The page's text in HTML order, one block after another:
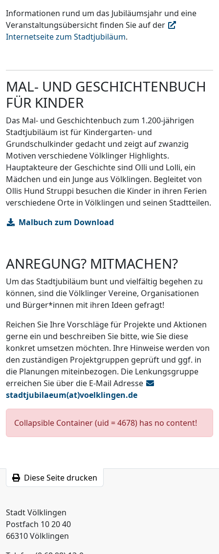
Informationen rund um das Jubiläumsjahr und eine
Veranstaltungsübersicht finden Sie auf der
Internetseite zum Stadtjubiläum.
MAL- UND GESCHICHTENBUCH
FÜR KINDER
Das Mal- und Geschichtenbuch zum 1.200-jährigen
Stadtjubiläum ist für Kindergarten- und
Grundschulkinder gedacht und zeigt auf zwanzig
Motiven verschiedene Völklinger Highlights.
Hauptakteure der Geschichte sind Olli und Lolli, ein
Mädchen und ein Junge aus Völklingen. Begleitet von
Ollis Hund Struppi besuchen die Kinder in ihren Ferien
verschiedene Orte in Völklingen und seinen Stadtteilen.
Malbuch zum Download
ANREGUNG? MITMACHEN?
Um das Stadtjubiläum bunt und vielfältig begehen zu
können, sind die Völklinger Vereine, Organisationen
und Bürger*innen mit ihren Ideen gefragt!
Reichen Sie Ihre Vorschläge für Projekte und Aktionen
gerne ein und beschreiben Sie bitte, wie Sie diese
konkret umsetzen möchten. Ihre Hinweise werden von
den zuständigen Projektgruppen geprüft und ggf. in
die Planungen miteinbezogen. Die Lenkungsgruppe
erreichen Sie über die E-Mail Adresse
stadtjubilaeum(at)voelklingen.de
Collapsible Container (uid = 4678) has no content!
Diese Seite drucken
Stadt Völklingen
Postfach 10 20 40
66310 Völklingen